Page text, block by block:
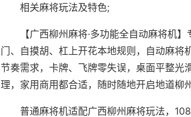
相关麻将玩法及特色;
【广西柳州麻将·多功能全自动麻将机
门、自摸胡、杠上开花本地规则，自动麻将
节奏需求，卡牌、飞牌零失误，桌面平整光
理，家用商用都合适，随时随地开启地道柳
普通麻将机适配广西柳州麻将玩法，